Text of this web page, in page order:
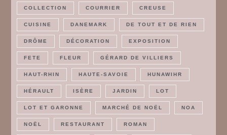
COLLECTION COURRIER CREUSE
CUISINE DANEMARK DE TOUT ET DE RIEN
DRÔME DÉCORATION EXPOSITION
FETE FLEUR GÉRARD DE VILLIERS
HAUT-RHIN HAUTE-SAVOIE HUNAWIHR
HÉRAULT ISÈRE JARDIN LOT
LOT ET GARONNE MARCHÉ DE NOËL NOA
NOËL RESTAURANT ROMAN